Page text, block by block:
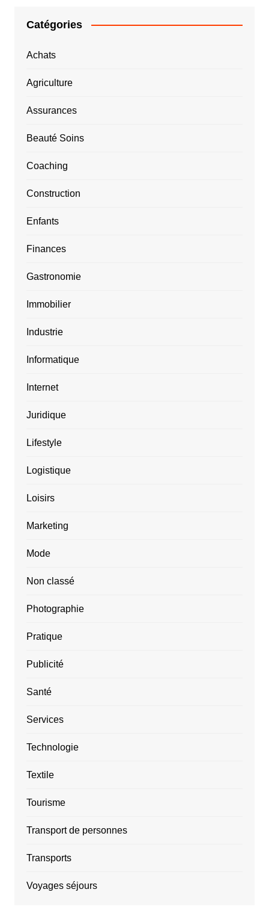
Catégories
Achats
Agriculture
Assurances
Beauté Soins
Coaching
Construction
Enfants
Finances
Gastronomie
Immobilier
Industrie
Informatique
Internet
Juridique
Lifestyle
Logistique
Loisirs
Marketing
Mode
Non classé
Photographie
Pratique
Publicité
Santé
Services
Technologie
Textile
Tourisme
Transport de personnes
Transports
Voyages séjours